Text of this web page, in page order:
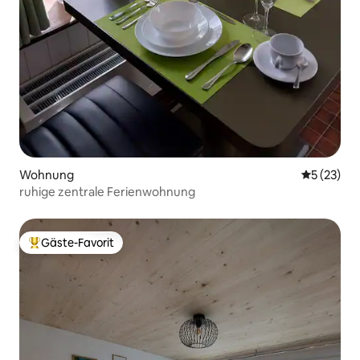
Wohnung
5 (23)
ruhige zentrale Ferienwohnung
Beliebter Gäste-Favorit.
Gäste-Favorit